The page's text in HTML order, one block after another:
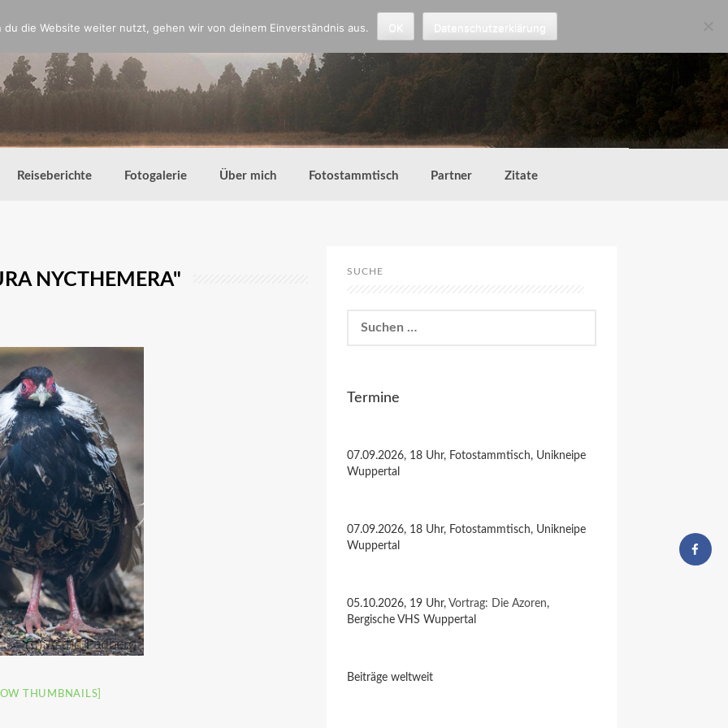
Reiseberichte Fotogalerie Über mich Fotostammtisch Partner Zitate
NYCTHEMERA"
THUMBNAILS]
SUCHE
nach:
Termine
07.09.2026, 18 Uhr, Fotostammtisch, Unikneipe
Wuppertal
07.09.2026, 18 Uhr, Fotostammtisch, Unikneipe
Wuppertal
05.10.2026, 19 Uhr, Vortrag: Die Azoren,
Bergische VHS Wuppertal
Beiträge weltweit
die Website weiter nutzt, gehen wir von deinem Einverständnis aus.